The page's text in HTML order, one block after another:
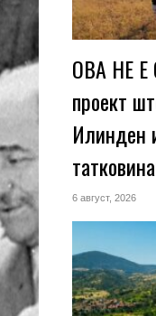
ОВА НЕ Е
проект
Илинден
6 август, 2026